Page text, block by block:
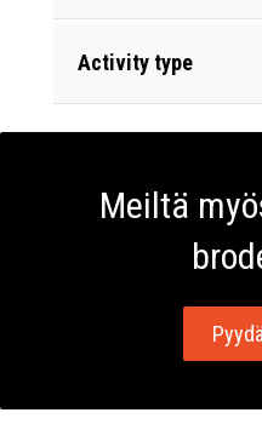
Activity type
Meiltä